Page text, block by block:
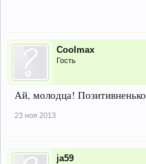
Coolmax
Гость
Ай, молодца! Позитивненько
23 ноя 2013
ja59